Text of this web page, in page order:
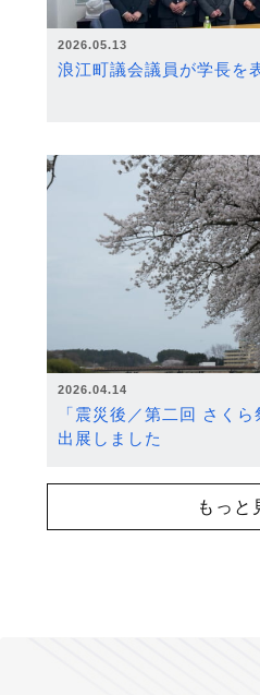
2026.05.13
浪江町議会議員が学長を
2026.04.14
「震災後／第二回 さく
出展しました
もっと